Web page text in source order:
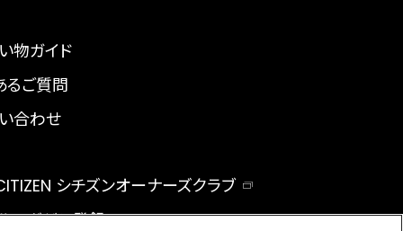
物ガイド
るご質問
合わせ
シチズンオーナーズクラブ
マガジン登録